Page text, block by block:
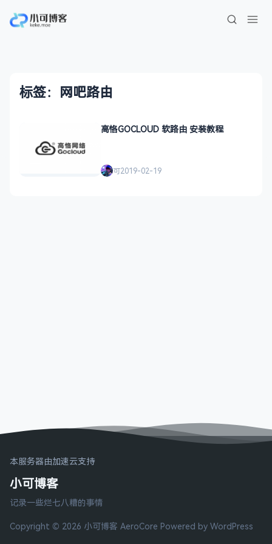
标签：网吧路由
高恪GOCLOUD 软路由 安装教程
可2019-02-19
本服务器由加速云支持
小可博客
记录一些烂七八糟的事情
Copyright © 2026 小可博客 AeroCore Powered by WordPress